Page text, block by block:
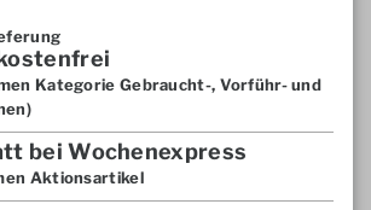
Kategorie Gebraucht-, Vorführ- und
bei Wochenexpress
Aktionsartikel